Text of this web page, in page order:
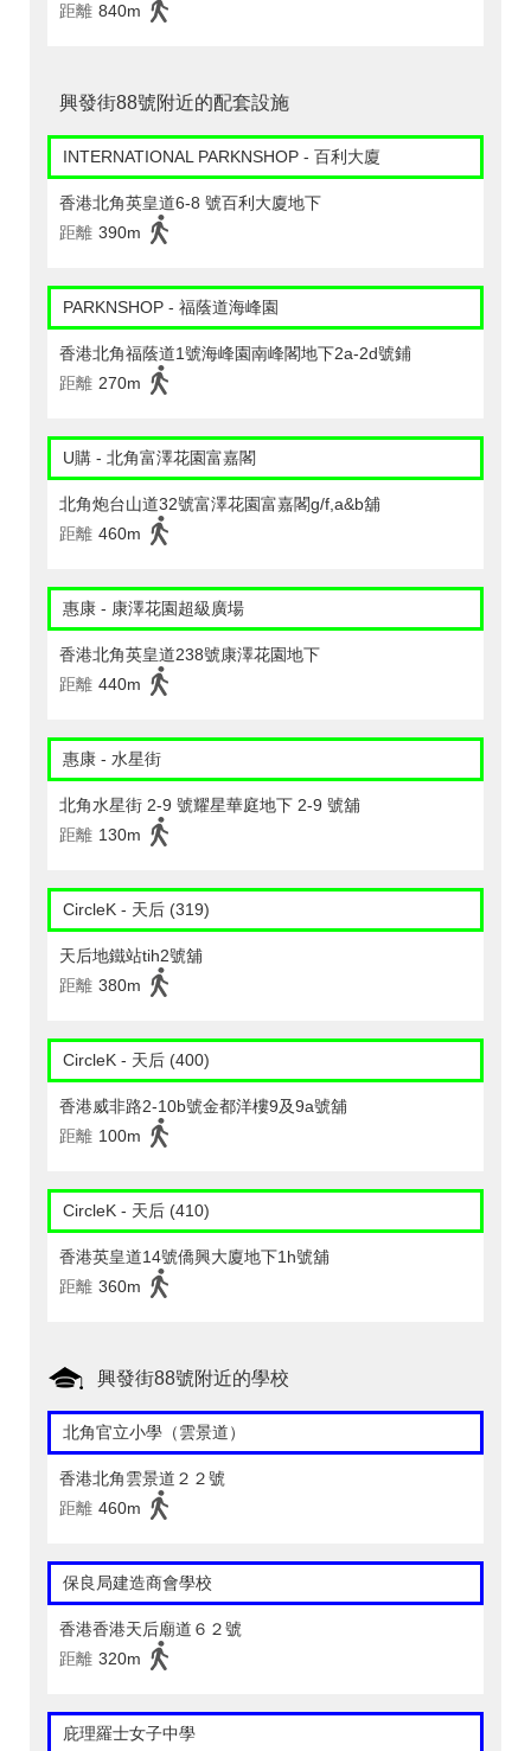
距離 840m
興發街88號附近的配套設施
INTERNATIONAL PARKNSHOP - 百利大廈
香港北角英皇道6-8 號百利大廈地下
距離 390m
PARKNSHOP - 福蔭道海峰園
香港北角福蔭道1號海峰園南峰閣地下2a-2d號鋪
距離 270m
U購 - 北角富澤花園富嘉閣
北角炮台山道32號富澤花園富嘉閣g/f,a&b舖
距離 460m
惠康 - 康澤花園超級廣場
香港北角英皇道238號康澤花園地下
距離 440m
惠康 - 水星街
北角水星街 2-9 號耀星華庭地下 2-9 號舖
距離 130m
CircleK - 天后 (319)
天后地鐵站tih2號舖
距離 380m
CircleK - 天后 (400)
香港威非路2-10b號金都洋樓9及9a號舖
距離 100m
CircleK - 天后 (410)
香港英皇道14號僑興大廈地下1h號舖
距離 360m
興發街88號附近的學校
北角官立小學（雲景道）
香港北角雲景道２２號
距離 460m
保良局建造商會學校
香港香港天后廟道６２號
距離 320m
庇理羅士女子中學